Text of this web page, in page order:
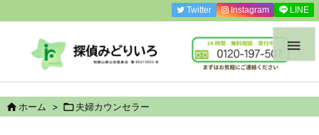

Twitter Instagram LINE
ホーム > 夫婦カウンセラー